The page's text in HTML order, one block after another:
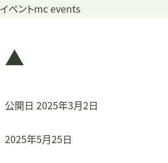
イベントmc events
▲
公開日 2025年3月2日
▲
2025年5月25日